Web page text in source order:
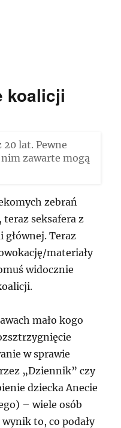
koalicji
20 lat. Pewne
zawarte mogą
zebrań
teraz seksafera z
głównej. Teraz
materiały
widocznie
mało kogo
w sprawie
„Dziennik” czy
dziecka Anecie
– wiele osób
to, co podały